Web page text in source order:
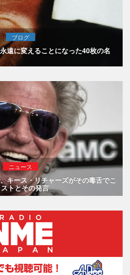
ブログ
遠に変えることになった40枚の名
ニュース
キース・リチャーズがその毒舌でこ
トとその発言